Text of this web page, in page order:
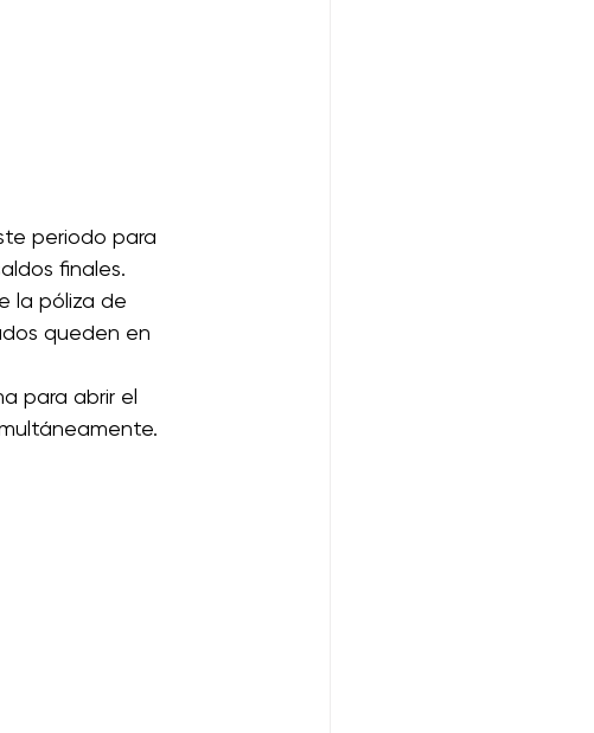
periodo para
finales.
la póliza de
queden en
para abrir el